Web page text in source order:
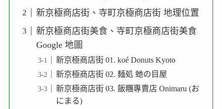
新京極商店街、寺町京極商店街 地理位置
新京極商店街美食、寺町京極商店街美食
Google 地圖
新京極商店街 01. koé Donuts Kyoto
新京極商店街 02. 麺処 虵の目屋
新京極商店街 03. 飯糰專賣店 Onimaru (お
にまる)